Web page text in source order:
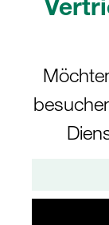
Schneidring-
aus Stahl mit
24°